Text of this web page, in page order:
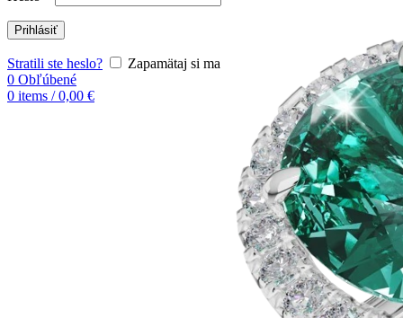
Prihlásiť
Stratili ste heslo?
Zapamätaj si ma
0 Obľúbené
0 items / 0,00 €